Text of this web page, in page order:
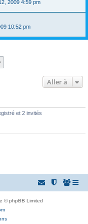
2009 4:59 pm
10:52 pm
Aller à
et 2 invités
© phpBB Limited